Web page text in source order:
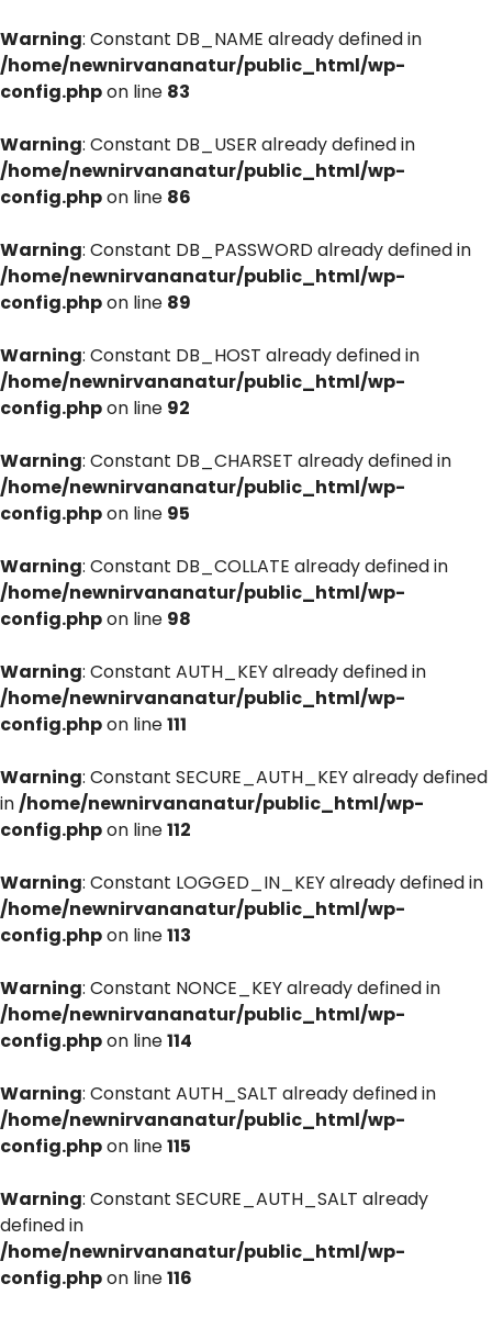
Warning: Constant DB_NAME already defined in
/home/newnirvananatur/public_html/wp-
config.phpon line 83
Warning: Constant DB_USER already defined in
/home/newnirvananatur/public_html/wp-
config.phpon line 86
Warning: Constant DB_PASSWORD already defined in
/home/newnirvananatur/public_html/wp-
config.phpon line 89
Warning: Constant DB_HOST already defined in
/home/newnirvananatur/public_html/wp-
config.phpon line 92
Warning: Constant DB_CHARSET already defined in
/home/newnirvananatur/public_html/wp-
config.phpon line 95
Warning: Constant DB_COLLATE already defined in
/home/newnirvananatur/public_html/wp-
config.phpon line 98
Warning: Constant AUTH_KEY already defined in
/home/newnirvananatur/public_html/wp-
config.phpon line111
Warning: Constant SECURE_AUTH_KEY already defined
in/home/newnirvananatur/public_html/wp-
config.phpon line112
Warning: Constant LOGGED_IN_KEY already defined in
/home/newnirvananatur/public_html/wp-
config.phpon line113
Warning: Constant NONCE_KEY already defined in
/home/newnirvananatur/public_html/wp-
config.phpon line114
Warning: Constant AUTH_SALT already defined in
/home/newnirvananatur/public_html/wp-
config.phpon line115
Warning: Constant SECURE_AUTH_SALT already
defined in
/home/newnirvananatur/public_html/wp-
config.phpon line116